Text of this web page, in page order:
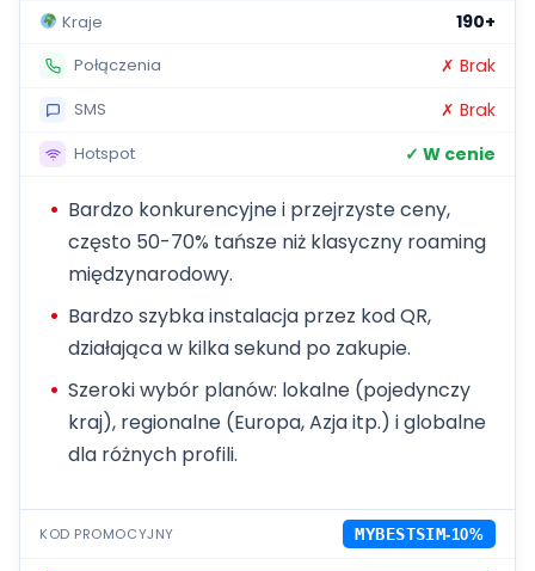
Kraje 190+
Połączenia ✗ Brak
SMS ✗ Brak
Hotspot ✓ W cenie
Bardzo konkurencyjne i przejrzyste ceny,
często 50-70% tańsze niż klasyczny roaming
międzynarodowy.
Bardzo szybka instalacja przez kod QR,
działająca w kilka sekund po zakupie.
Szeroki wybór planów: lokalne (pojedynczy
kraj), regionalne (Europa, Azja itp.) i globalne
dla różnych profili.
KOD PROMOCYJNY MYBESTSIM-10%